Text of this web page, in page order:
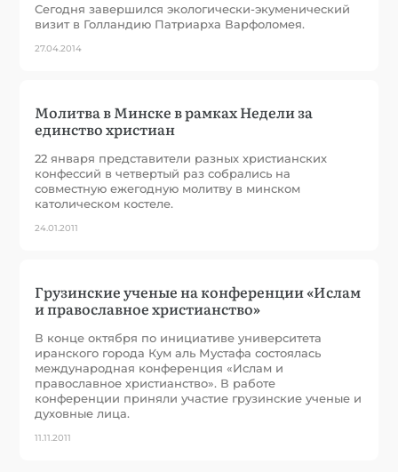
Сегодня завершился экологически-экуменический
визит в Голландию Патриарха Варфоломея.
27.04.2014
Молитва в Минске в рамках Недели за
единство христиан
22 января представители разных христианских
конфессий в четвертый раз собрались на
совместную ежегодную молитву в минском
католическом костеле.
24.01.2011
Грузинские ученые на конференции «Ислам
и православное христианство»
В конце октября по инициативе университета
иранского города Кум аль Мустафа состоялась
международная конференция «Ислам и
православное христианство». В работе
конференции приняли участие грузинские ученые и
духовные лица.
11.11.2011